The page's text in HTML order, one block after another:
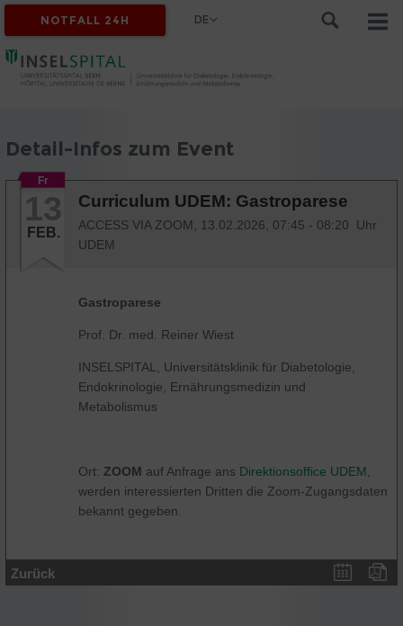
NOTFALL 24H DE
Detail-Infos zum Event
Fr
13
FEB.
Curriculum UDEM: Gastroparese
ACCESS VIA ZOOM,
13.02.2026, 07:45 - 08:20 Uhr
UDEM
Gastroparese
Prof. Dr. med. Reiner Wiest
INSELSPITAL, Universitätsklinik für Diabetologie,
Endokrinologie, Ernährungsmedizin und
Metabolismus
Ort: ZOOM auf Anfrage ans Direktionsoffice UDEM
werden interessierten Dritten die Zoom-Zugangsdaten
bekannt gegeben.
Zurück